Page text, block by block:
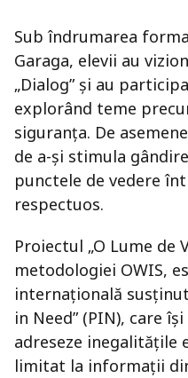
Sub îndrumarea
Garaga, elevii au
„Dialog” și au
explorând teme
siguranța. De
de a-și stimula
punctele de vedere
respectuos.
Proiectul „O Lume de
metodologiei OWIS,
internațională
in Need” (PIN), care
adreseze inegalitățile
limitat la informații